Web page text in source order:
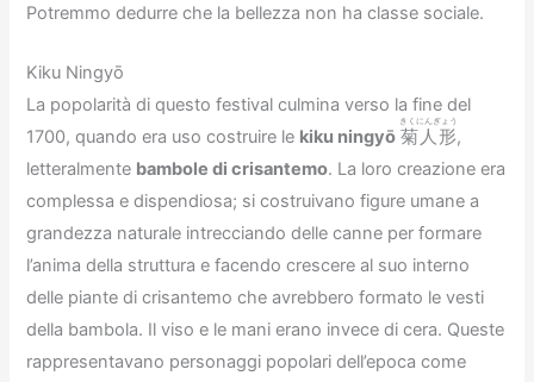
Potremmo dedurre che la bellezza non ha classe sociale.
Kiku Ningyō
La popolarità di questo festival culmina verso la fine del
1700, quando era uso costruire le kiku ningyō 菊人形
きくにんぎょう
,
letteralmente bambole di crisantemo. La loro creazione era
complessa e dispendiosa; si costruivano figure umane a
grandezza naturale intrecciando delle canne per formare
l’anima della struttura e facendo crescere al suo interno
delle piante di crisantemo che avrebbero formato le vesti
della bambola. Il viso e le mani erano invece di cera. Queste
rappresentavano personaggi popolari dell’epoca come